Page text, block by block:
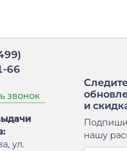
66
звонок
ул.
и
нашу